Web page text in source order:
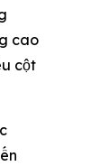
cao
cột